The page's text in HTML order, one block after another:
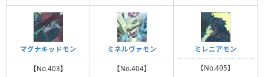
マグナキッドモン
【No.403】
ミネルヴァモン
【No.404】
ミレニアモン
【No.405】